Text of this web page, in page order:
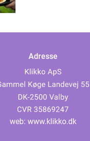
Adresse
web: www.klikko.dk